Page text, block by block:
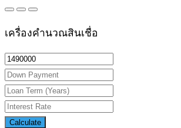
เครื่องคำนวณสินเชื่อ
Calculate